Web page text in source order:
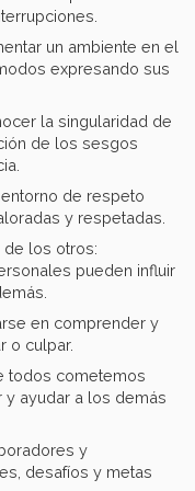
un ambiente en el
expresando sus
la singularidad de
de los sesgos
de respeto
y respetadas.
de los otros:
pueden influir
en comprender y
o culpar.
todos cometemos
ayudar a los demás
y
desafíos y metas